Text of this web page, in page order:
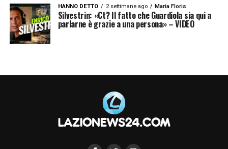
HANNO DETTO 2 settimane ago Maria Floris
Silvestrin: «Ct? Il fatto che Guardiola sia qui a
parlarne è grazie a una persona» – VIDEO